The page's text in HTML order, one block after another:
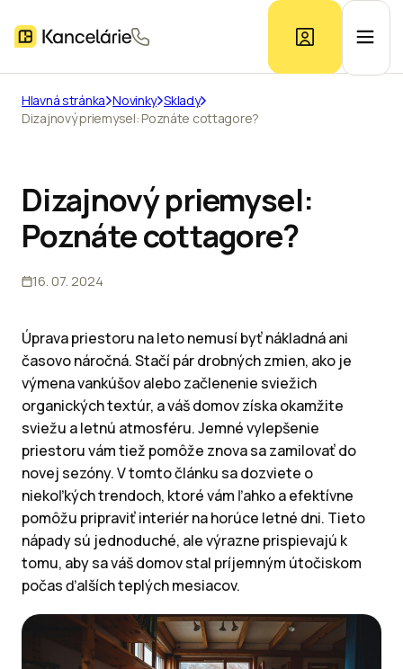
Ponuka kancelárií
Prieskum trhu
Kontakt
Hlavná stránka Novinky Sklady
Dizajnový priemysel: Poznáte cottagore?
Dizajnový priemysel:
Poznáte cottagore?
16. 07. 2024
Úprava priestoru na leto nemusí byť nákladná ani
časovo náročná. Stačí pár drobných zmien, ako je
výmena vankúšov alebo začlenenie sviežich
organických textúr, a váš domov získa okamžite
sviežu a letnú atmosféru. Jemné vylepšenie
priestoru vám tiež pomôže znova sa zamilovať do
novej sezóny. V tomto článku sa dozviete o
niekoľkých trendoch, ktoré vám ľahko a efektívne
pomôžu pripraviť interiér na horúce letné dni. Tieto
nápady sú jednoduché, ale výrazne prispievajú k
tomu, aby sa váš domov stal príjemným útočiskom
počas ďalších teplých mesiacov.